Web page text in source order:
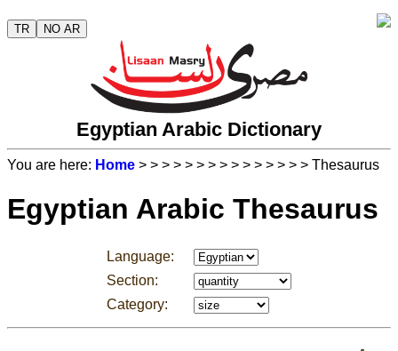
TR NO AR
Egyptian Arabic Dictionary
You are here: Home > > > > > > > > > > > > > > > Thesaurus
Egyptian Arabic Thesaurus
Language:
Section:
Category: